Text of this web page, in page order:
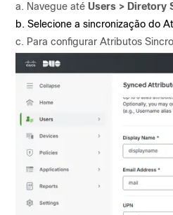
a. Navegue até Users > Diretory
b. Selecione a sincronização do
c. Para configurar Atributos